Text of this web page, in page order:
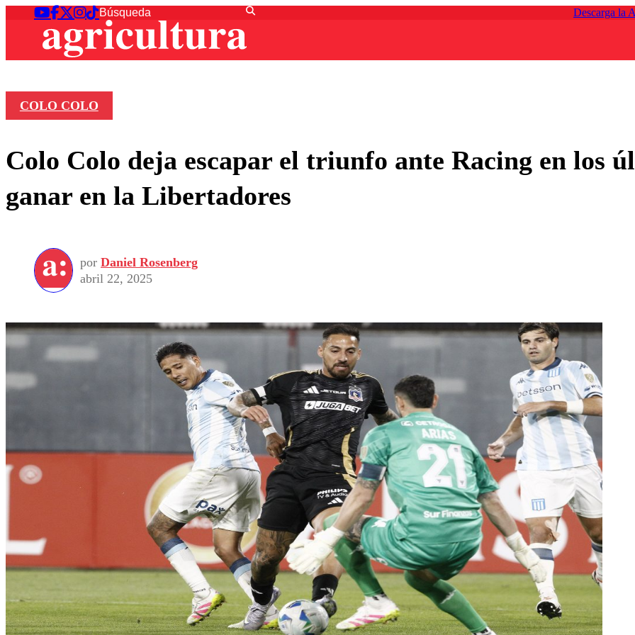
Descarga la
COLO COLO
Colo Colo deja escapar el triunfo ante Racing en los
ganar en la Libertadores
por Daniel Rosenberg
abril 22, 2025